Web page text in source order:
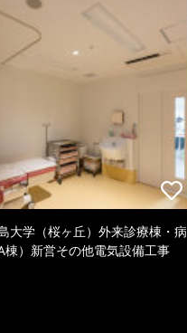
大学（桜ヶ丘）外来診療棟・病
棟）新営その他電気設備工事